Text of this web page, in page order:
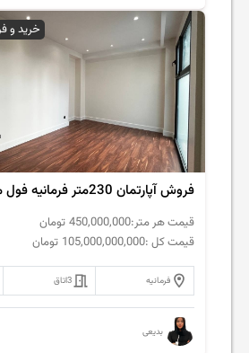
خرید و
فروش آپارتمان 230متر فرمانیه فول مشاعات
قیمت هر متر:450,000,000 تومان
قیمت کل :105,000,000,000 تومان
فرمانیه 3اتاق
بدیعی